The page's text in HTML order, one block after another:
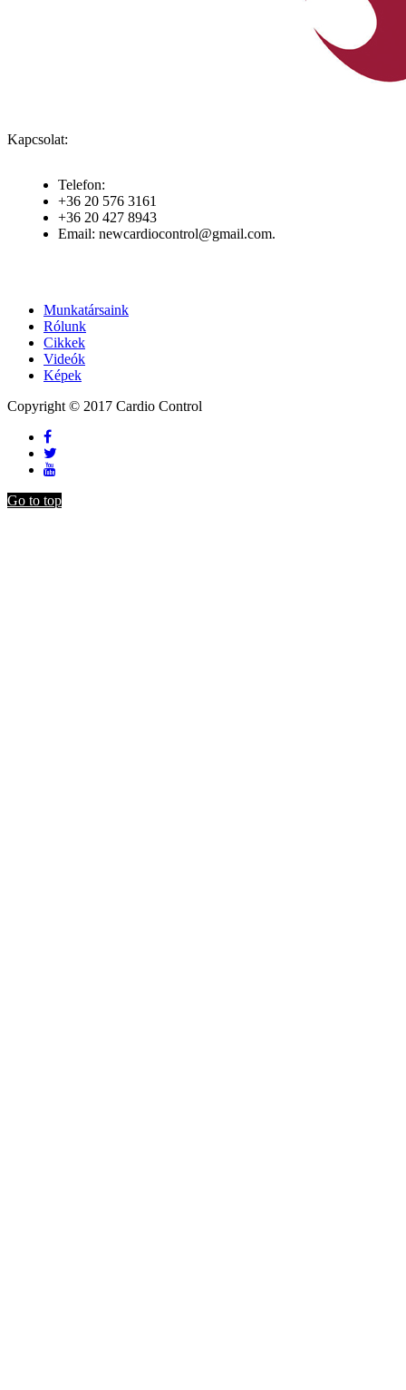
Kapcsolat:
Telefon:
+36 20 576 3161
+36 20 427 8943
Email: newcardiocontrol@gmail.com.
Munkatársaink
Rólunk
Cikkek
Videók
Képek
Copyright © 2017 Cardio Control
Go to top